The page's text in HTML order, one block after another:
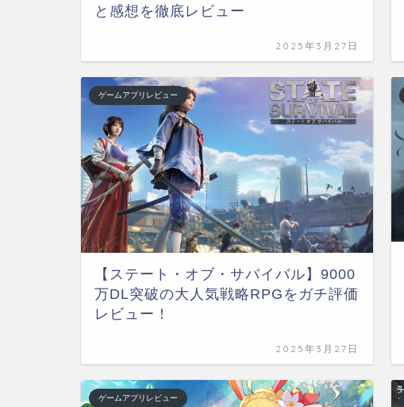
と感想を徹底レビュー
2025年3月27日
ゲームアプリレビュー
【ステート・オブ・サバイバル】9000
万DL突破の大人気戦略RPGをガチ評価
レビュー！
2025年3月27日
ゲームアプリレビュー